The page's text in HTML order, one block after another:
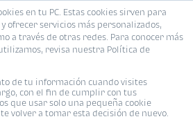
en tu PC. Estas cookies sirven para
ofrecer servicios más personalizados,
a través de otras redes. Para conocer más
revisa nuestra Política de
de tu información cuando visites
con el fin de cumplir con tus
que usar solo una pequeña cookie
volver a tomar esta decisión de nuevo.